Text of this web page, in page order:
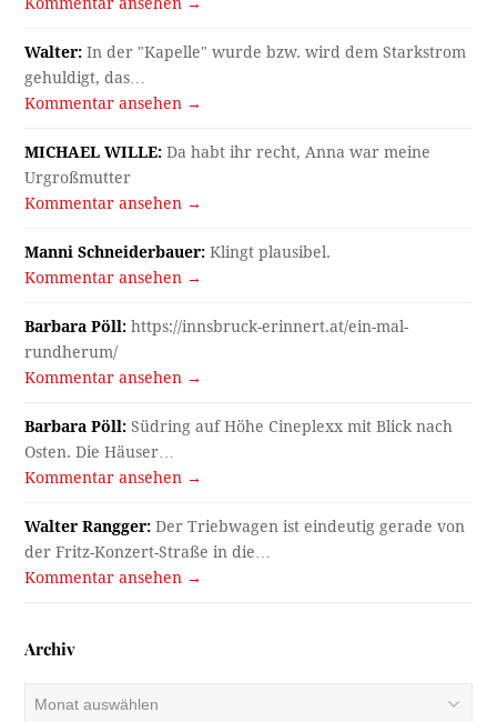
Kommentar ansehen →
Walter: In der "Kapelle" wurde bzw. wird dem Starkstrom
gehuldigt, das…
Kommentar ansehen →
MICHAEL WILLE: Da habt ihr recht, Anna war meine
Urgroßmutter
Kommentar ansehen →
Manni Schneiderbauer: Klingt plausibel.
Kommentar ansehen →
Barbara Pöll: https://innsbruck-erinnert.at/ein-mal-
rundherum/
Kommentar ansehen →
Barbara Pöll: Südring auf Höhe Cineplexx mit Blick nach
Osten. Die Häuser…
Kommentar ansehen →
Walter Rangger: Der Triebwagen ist eindeutig gerade von
der Fritz-Konzert-Straße in die…
Kommentar ansehen →
Archiv
Archiv